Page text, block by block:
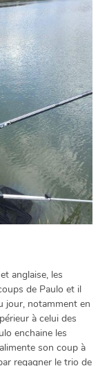
anglaise, les
de Paulo et il
jour, notamment en
à celui des
enchaine les
son coup à
regagner le trio de